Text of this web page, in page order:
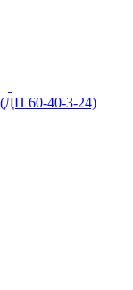
60-40-3-24)